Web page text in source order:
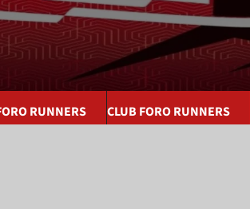
RUNNERS CLUB FORO RUNNERS